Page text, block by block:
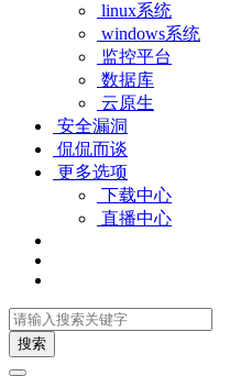
linux系统
windows系统
监控平台
数据库
云原生
安全漏洞
侃侃而谈
更多选项
下载中心
直播中心
搜索